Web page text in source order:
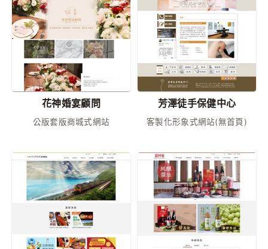
花神婚宴顧問
公版套版商城式網站
芳澤徒手保健中心
客製化形象式網站(無首頁)